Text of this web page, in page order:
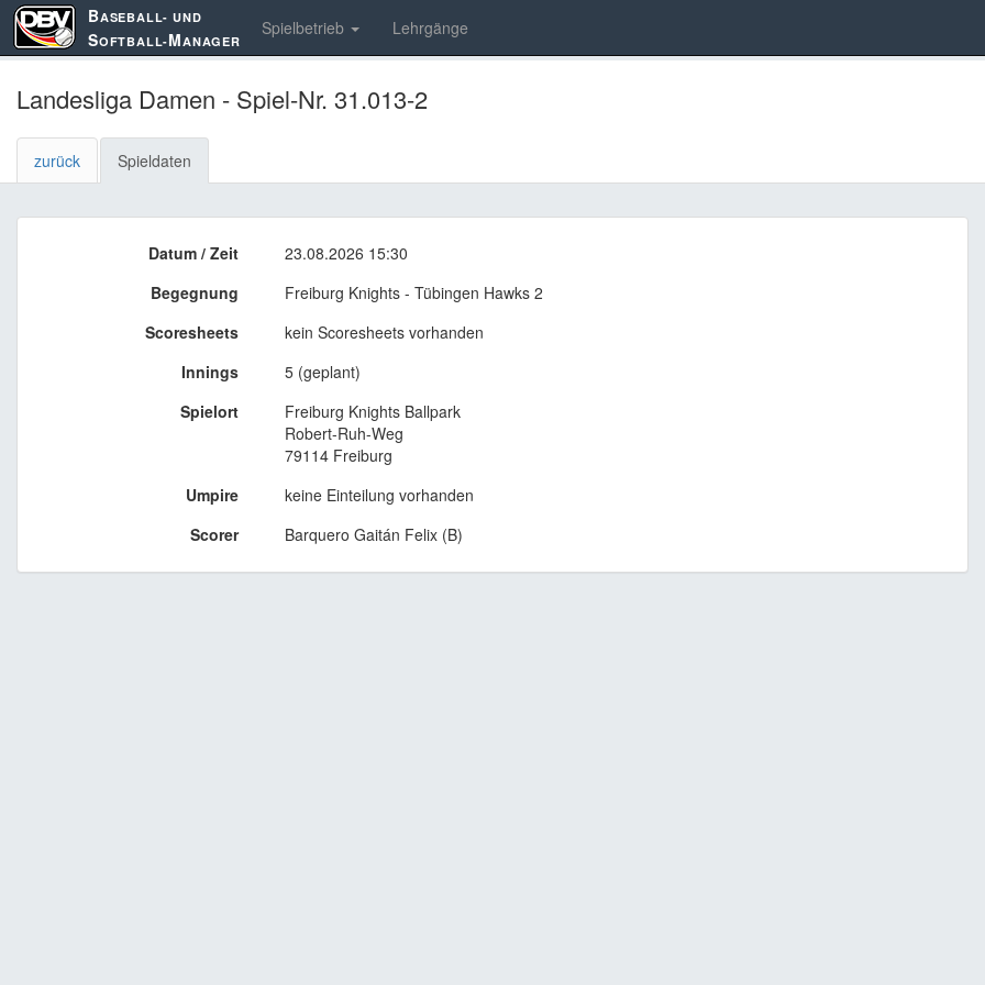
BASEBALL- UND
SOFTBALL-MANAGER
Spielbetrieb Lehrgänge
Landesliga Damen - Spiel-Nr. 31.013-2
zurück Spieldaten
Datum / Zeit
23.08.2026 15:30
Begegnung
Freiburg Knights - Tübingen Hawks 2
Scoresheets
kein Scoresheets vorhanden
Innings
5 (geplant)
Spielort
Freiburg Knights Ballpark
Robert-Ruh-Weg
79114 Freiburg
Umpire
keine Einteilung vorhanden
Scorer
Barquero Gaitán Felix (B)